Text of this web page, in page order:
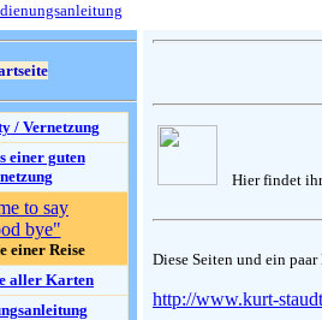
/ Vernetzung
einer guten
to say
bye"
einer Reise
aller Karten
Hier findet
Diese Seiten und ein
http://www.kurt-